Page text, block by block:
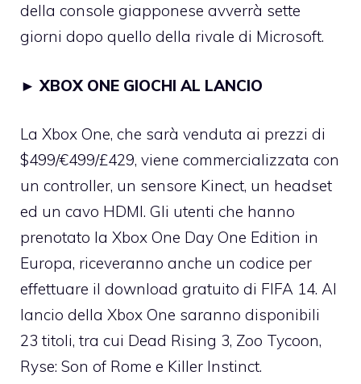
della console giapponese avverrà sette
giorni dopo quello della rivale di Microsoft.
►XBOX ONE GIOCHI AL LANCIO
La Xbox One, che sarà venduta ai prezzi di
$499/€499/£429, viene commercializzata con
un controller, un sensore Kinect, un headset
ed un cavo HDMI. Gli utenti che hanno
prenotato la Xbox One Day One Edition in
Europa, riceveranno anche un codice per
effettuare il download gratuito di FIFA 14. Al
lancio della Xbox One saranno disponibili
23 titoli, tra cui Dead Rising 3, Zoo Tycoon,
Ryse: Son of Rome e Killer Instinct.